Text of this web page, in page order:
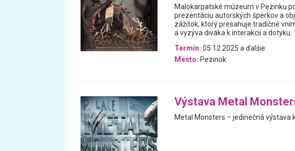
Malokarpatské múzeum v Pezinku
prezentáciu autorských šperkov a
zážitok, ktorý presahuje tradičné
a vyzýva diváka k interakcii a dotyku.
Termín: 05.12.2025 a ďalšie
Mesto: Pezinok
Výstava Metal
Metal Monsters – jedinečná výstava